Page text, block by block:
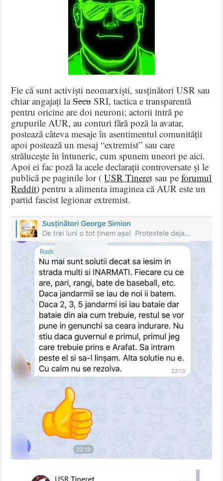
Fie că sunt activiști neomarxiști, susținători USR sau
chiar angajați laSecuSRI, tactica e transparentă
pentru oricine are doi neuroni; actorii intră pe
grupurile AUR, au conturi fără poză la avatar,
postează câteva mesaje în asentimentul comunității
apoi postează un mesaj “extremist” sau care
strălucește în întuneric, cum spunem uneori pe aici.
Apoi ei fac poză la acele declarații controversate și le
publică pe paginile lor (USR Tineret sau peforumul
Reddit) pentru a alimenta imaginea că AUR este un
partid fascist legionar extremist.